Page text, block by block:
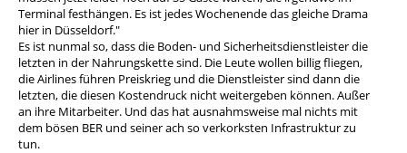
Terminal festhängen. Es ist jedes Wochenende das gleiche Drama
hier in Düsseldorf."
Es ist nunmal so, dass die Boden- und Sicherheitsdienstleister die
letzten in der Nahrungskette sind. Die Leute wollen billig fliegen,
die Airlines führen Preiskrieg und die Dienstleister sind dann die
letzten, die diesen Kostendruck nicht weitergeben können. Außer
an ihre Mitarbeiter. Und das hat ausnahmsweise mal nichts mit
dem bösen BER und seiner ach so verkorksten Infrastruktur zu
tun.